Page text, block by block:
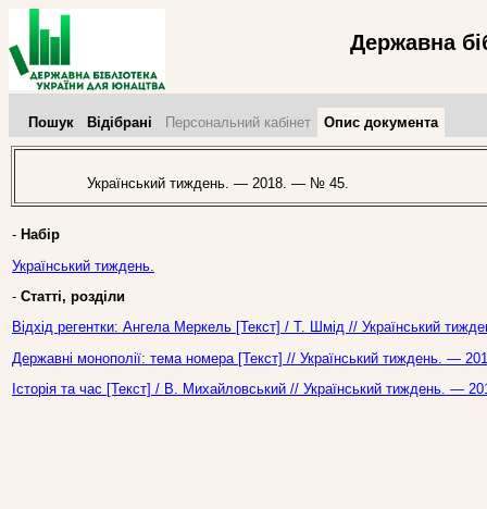
Державна
Пошук Відібрані Персональний кабінет Опис документа
Український тиждень. — 2018. — № 45.
- Набір
Український тиждень.
- Статті, розділи
Відхід регентки: Ангела Меркель [Текст] / Т. Шмід // Український
Державні монополії: тема номера [Текст] // Український тиждень. —
Історія та час [Текст] / В. Михайловський // Український тиждень.